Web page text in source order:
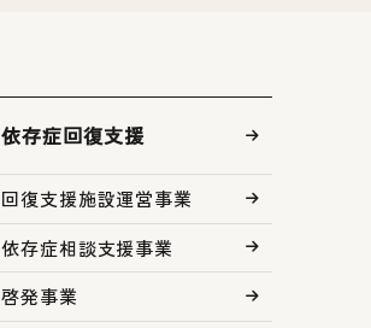
依存症回復支援
回復支援施設運営事業
依存症相談支援事業
啓発事業